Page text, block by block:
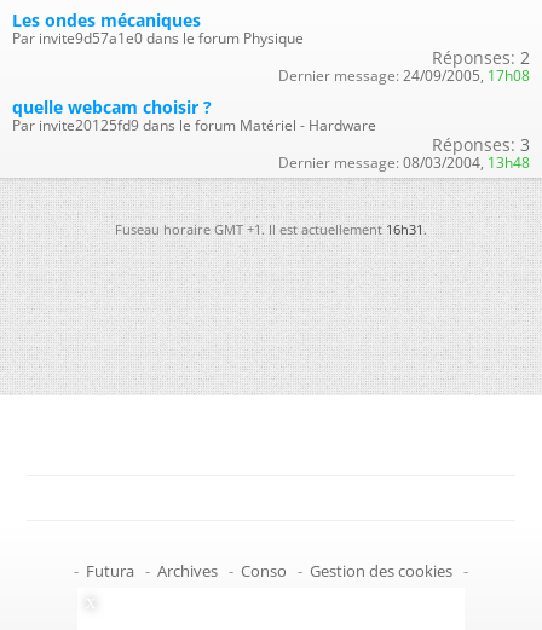
Les ondes mécaniques
Par invite9d57a1e0 dans le forum Physique
Réponses: 2
Dernier message: 24/09/2005, 17h08
quelle webcam choisir ?
Par invite20125fd9 dans le forum Matériel - Hardware
Réponses: 3
Dernier message: 08/03/2004, 13h48
Fuseau horaire GMT +1. Il est actuellement16h31.
- Futura - Archives - Conso - Gestion des cookies -